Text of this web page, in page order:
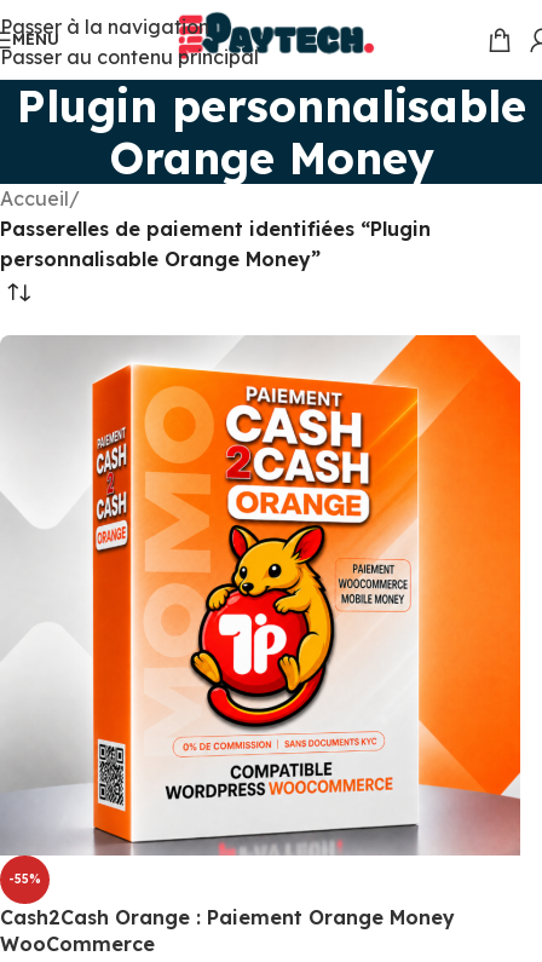
Passer à la navigation
Passer au contenu principal
MENU
Plugin personnalisable
Orange Money
Accueil/
Passerelles de paiement identifiées “Plugin
personnalisable Orange Money”
-55%
Cash2Cash Orange : Paiement Orange Money
WooCommerce